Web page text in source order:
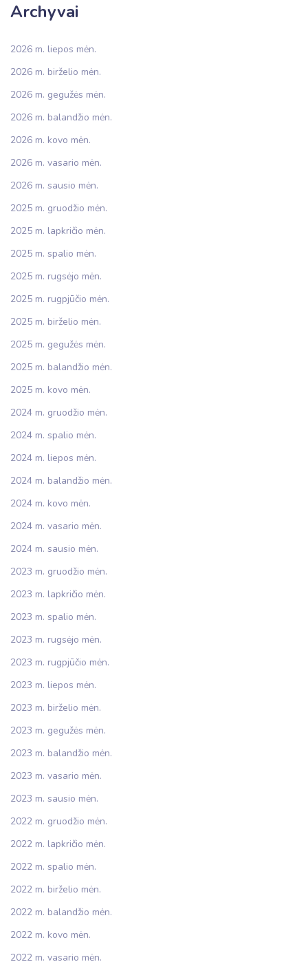
Archyvai
2026 m. liepos mėn.
2026 m. birželio mėn.
2026 m. gegužės mėn.
2026 m. balandžio mėn.
2026 m. kovo mėn.
2026 m. vasario mėn.
2026 m. sausio mėn.
2025 m. gruodžio mėn.
2025 m. lapkričio mėn.
2025 m. spalio mėn.
2025 m. rugsėjo mėn.
2025 m. rugpjūčio mėn.
2025 m. birželio mėn.
2025 m. gegužės mėn.
2025 m. balandžio mėn.
2025 m. kovo mėn.
2024 m. gruodžio mėn.
2024 m. spalio mėn.
2024 m. liepos mėn.
2024 m. balandžio mėn.
2024 m. kovo mėn.
2024 m. vasario mėn.
2024 m. sausio mėn.
2023 m. gruodžio mėn.
2023 m. lapkričio mėn.
2023 m. spalio mėn.
2023 m. rugsėjo mėn.
2023 m. rugpjūčio mėn.
2023 m. liepos mėn.
2023 m. birželio mėn.
2023 m. gegužės mėn.
2023 m. balandžio mėn.
2023 m. vasario mėn.
2023 m. sausio mėn.
2022 m. gruodžio mėn.
2022 m. lapkričio mėn.
2022 m. spalio mėn.
2022 m. birželio mėn.
2022 m. balandžio mėn.
2022 m. kovo mėn.
2022 m. vasario mėn.